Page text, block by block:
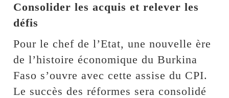
Consolider les acquis et relever les
défis
Pour le chef de l’Etat, une nouvelle ère
de l’histoire économique du Burkina
Faso s’ouvre avec cette assise du CPI.
Le succès des réformes sera consolidé